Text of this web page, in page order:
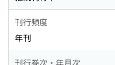
刊行頻度
年刊
刊行巻次・年月次